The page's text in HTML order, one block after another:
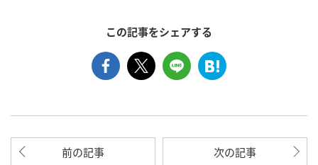
この記事をシェアする
前の記事 次の記事